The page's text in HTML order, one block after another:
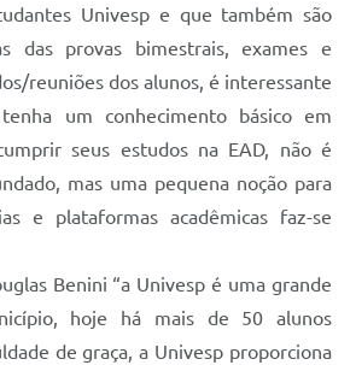
Univesp e que também são
das provas bimestrais, exames e
reuniões dos alunos, é interessante
um conhecimento básico em
seus estudos na EAD, não é
mas uma pequena noção para
e plataformas acadêmicas faz-se
Benini “a Univesp é uma grande
hoje há mais de 50 alunos
de graça, a Univesp proporciona